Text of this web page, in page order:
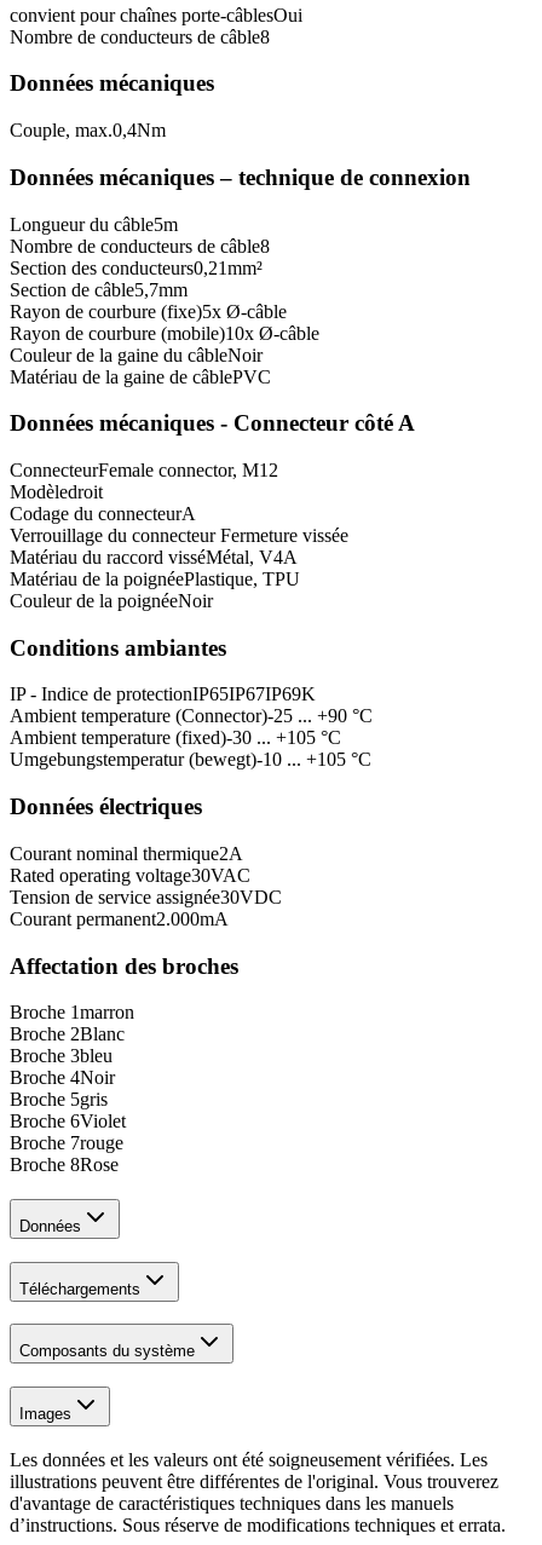
convient pour chaînes porte-câblesOui
Nombre de conducteurs de câble8
Données mécaniques
Couple, max.0,4Nm
Données mécaniques – technique de connexion
Longueur du câble5m
Nombre de conducteurs de câble8
Section des conducteurs0,21mm²
Section de câble5,7mm
Rayon de courbure (fixe)5x Ø-câble
Rayon de courbure (mobile)10x Ø-câble
Couleur de la gaine du câbleNoir
Matériau de la gaine de câblePVC
Données mécaniques - Connecteur côté A
ConnecteurFemale connector, M12
Modèledroit
Codage du connecteurA
Verrouillage du connecteurFermeture vissée
Matériau du raccord visséMétal, V4A
Matériau de la poignéePlastique, TPU
Couleur de la poignéeNoir
Conditions ambiantes
IP - Indice de protectionIP65IP67IP69K
Ambient temperature (Connector)-25 ... +90 °C
Ambient temperature (fixed)-30 ... +105 °C
Umgebungstemperatur (bewegt)-10 ... +105 °C
Données électriques
Courant nominal thermique2A
Rated operating voltage30VAC
Tension de service assignée30VDC
Courant permanent2.000mA
Affectation des broches
Broche 1marron
Broche 2Blanc
Broche 3bleu
Broche 4Noir
Broche 5gris
Broche 6Violet
Broche 7rouge
Broche 8Rose
Données
Téléchargements
Composants du système
Images
Les données et les valeurs ont été soigneusement vérifiées. Les
illustrations peuvent être différentes de l'original. Vous trouverez
d'avantage de caractéristiques techniques dans les manuels
d’instructions. Sous réserve de modifications techniques et errata.